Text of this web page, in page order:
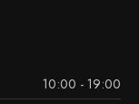
10:00 - 19:00